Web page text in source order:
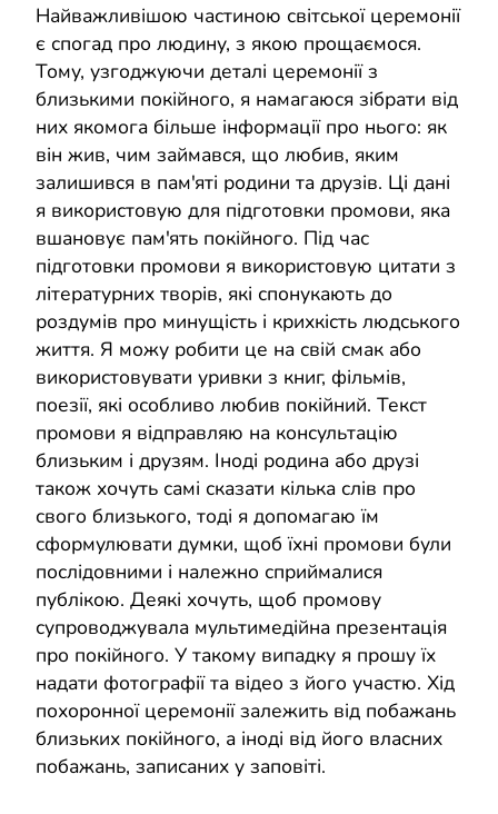
Найважливішою частиною світської церемонії
є спогад про людину, з якою прощаємося.
Тому, узгоджуючи деталі церемонії з
близькими покійного, я намагаюся зібрати від
них якомога більше інформації про нього: як
він жив, чим займався, що любив, яким
залишився в пам'яті родини та друзів. Ці дані
я використовую для підготовки промови, яка
вшановує пам'ять покійного. Під час
підготовки промови я використовую цитати з
літературних творів, які спонукають до
роздумів про минущість і крихкість людського
життя. Я можу робити це на свій смак або
використовувати уривки з книг, фільмів,
поезії, які особливо любив покійний. Текст
промови я відправляю на консультацію
близьким і друзям. Іноді родина або друзі
також хочуть самі сказати кілька слів про
свого близького, тоді я допомагаю їм
сформулювати думки, щоб їхні промови були
послідовними і належно сприймалися
публікою. Деякі хочуть, щоб промову
супроводжувала мультимедійна презентація
про покійного. У такому випадку я прошу їх
надати фотографії та відео з його участю. Хід
похоронної церемонії залежить від побажань
близьких покійного, а іноді від його власних
побажань, записаних у заповіті.